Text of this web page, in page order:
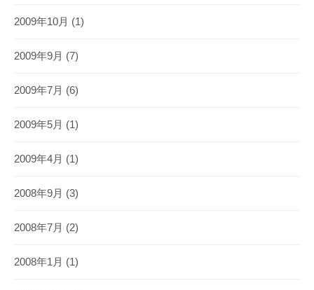
2009年10月 (1)
2009年9月 (7)
2009年7月 (6)
2009年5月 (1)
2009年4月 (1)
2008年9月 (3)
2008年7月 (2)
2008年1月 (1)